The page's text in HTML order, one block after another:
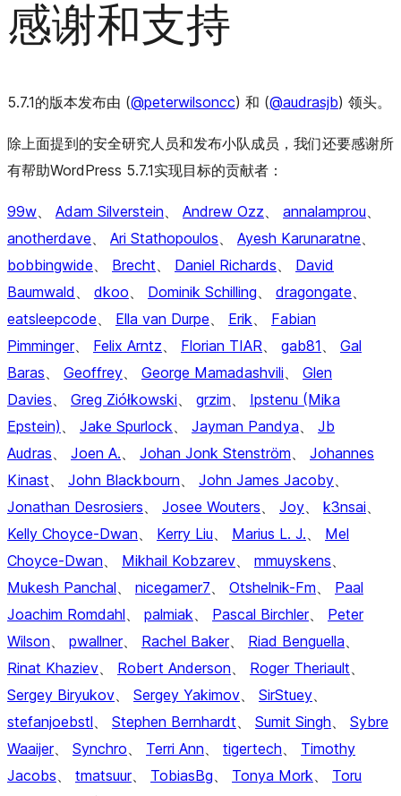
感谢和支持
5.7.1的版本发布由 (@peterwilsoncc) 和 (@audrasjb) 领头。
除上面提到的安全研究人员和发布小队成员，我们还要感谢所
有帮助WordPress 5.7.1实现目标的贡献者：
99w、 Adam Silverstein、 Andrew Ozz、 annalamprou、
anotherdave、 Ari Stathopoulos、 Ayesh Karunaratne、
bobbingwide、 Brecht、 Daniel Richards、 David
Baumwald 、 dkoo、 Dominik Schilling、 dragongate、
eatsleepcode、 Ella van Durpe、 Erik、 Fabian
Pimminger、 Felix Arntz、 Florian TIAR、 gab81 、 Gal
Baras、 Geoffrey、 George Mamadashvili、 Glen
Davies、 Greg Ziółkowski、 grzim、 Ipstenu (Mika
Epstein) 、 Jake Spurlock、 Jayman Pandya、 Jb
Audras、 Joen A.、 Johan Jonk Stenström、 Johannes
Kinast、 John Blackbourn、 John James Jacoby、
Jonathan Desrosiers、 Josee Wouters、 Joy、 k3nsai、
Kelly Choyce-Dwan、 Kerry Liu、 Marius L. J.、 Mel
Choyce-Dwan、 Mikhail Kobzarev、 mmuyskens、
Mukesh Panchal、 nicegamer7、 Otshelnik-Fm、 Paal
Joachim Romdahl、 palmiak、 Pascal Birchler、 Peter
Wilson、 pwallner、 Rachel Baker、 Riad Benguella、
Rinat Khaziev、 Robert Anderson、 Roger Theriault、
Sergey Biryukov、 Sergey Yakimov、 SirStuey、
stefanjoebstl、 Stephen Bernhardt、 Sumit Singh、 Sybre
Waaijer、 Synchro、 Terri Ann、 tigertech、 Timothy
Jacobs、 tmatsuur、 TobiasBg、 Tonya Mork、 Toru